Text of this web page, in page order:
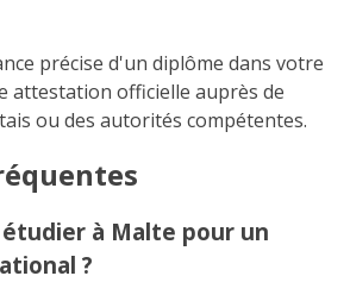
précise d'un diplôme dans votre
attestation officielle auprès de
ou des autorités compétentes.
à Malte pour un
?